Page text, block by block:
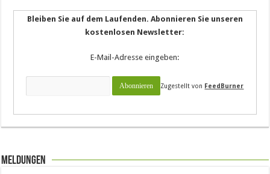
Bleiben Sie auf dem Laufenden. Abonnieren Sie unseren
kostenlosen Newsletter:
E-Mail-Adresse eingeben:
Zugestellt von FeedBurner
Meldungen